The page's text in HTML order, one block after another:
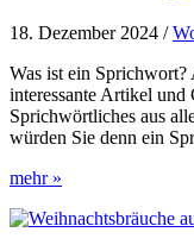
18. Dezember 2024 /
Was ist ein Sprichwort?
interessante Artikel und
Sprichwörtliches aus
würden Sie denn ein
Sprichwörter
Sprichwörtliches
mehr »